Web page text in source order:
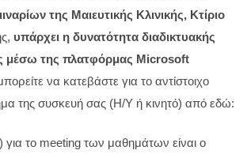
της Μαιευτικής Κλινικής, Kτίριο
υπάρχει η δυνατότητα διαδικτυακής
μέσω της πλατφόρμας Microsoft
να κατεβάστε για το αντίστοιχο
της συσκευή σας (Η/Υ ή κινητό) από εδώ:
το meeting των μαθημάτων είναι ο